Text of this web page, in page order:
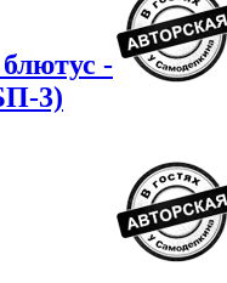
-
3)